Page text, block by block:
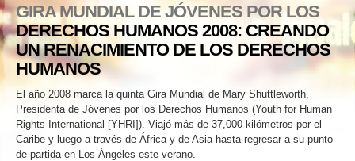
Nuestro Propósito
Historia de Jóvenes por los Derechos
Humanos
Personal Ejecutivo
Junta Asesora
Colaboradores de Jóvenes por los Derechos
Humanos Internacional
Los Antecedentes de los Derechos
Humanos
Declaración Universal de los Derechos
Humanos
Bienvenidos
Detalles del Paquete Educativo
Resultados de Educadores
Plan de Estudios de los Derechos Humanos
Programas de Educadores
Implementación del Programa
Actúa
Involúcrate
Petición
Afiliaciones y Donaciones
Grupos
Competencias
Voces a Favor de los Derechos
Humanos
Organizaciones de Derechos Humanos
Abusos de los Derechos Humanos
Noticias
Haz Tu Pedido
Contacto
GIRA MUNDIAL DE JÓVENES POR LOS
DERECHOS HUMANOS 2008: CREANDO
UN RENACIMIENTO DE LOS DERECHOS
HUMANOS
El año 2008 marca la quinta Gira Mundial de Mary Shuttleworth,
Presidenta de Jóvenes por los Derechos Humanos (Youth for Human
Rights International [YHRI]). Viajó más de 37,000 kilómetros por el
Caribe y luego a través de África y de Asia hasta regresar a su punto
de partida en Los Ángeles este verano.